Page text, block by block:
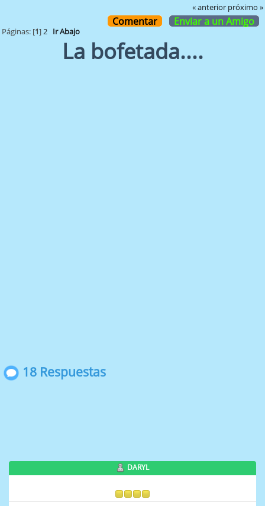
« anterior próximo »
Comentar Enviar a un Amigo
Páginas: [1]2 Ir Abajo
La bofetada....
18 Respuestas
DARYL